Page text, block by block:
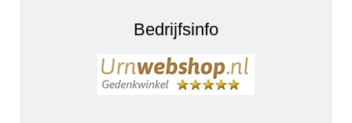
Bedrijfsinfo